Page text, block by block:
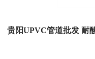
贵阳UPVC管道批发 耐